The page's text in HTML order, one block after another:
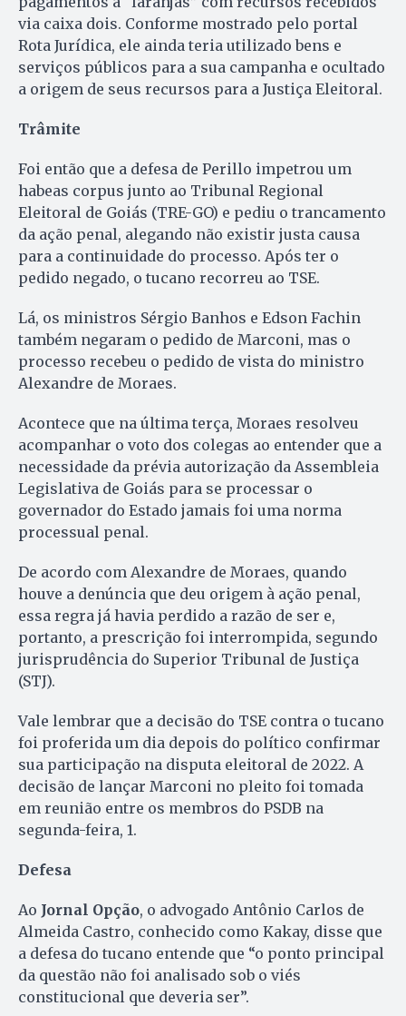
via caixa dois. Conforme mostrado pelo portal
Rota Jurídica, ele ainda teria utilizado bens e
serviços públicos para a sua campanha e ocultado
a origem de seus recursos para a Justiça Eleitoral.
Trâmite
Foi então que a defesa de Perillo impetrou um
habeas corpus junto ao Tribunal Regional
Eleitoral de Goiás (TRE-GO) e pediu o trancamento
da ação penal, alegando não existir justa causa
para a continuidade do processo. Após ter o
pedido negado, o tucano recorreu ao TSE.
Lá, os ministros Sérgio Banhos e Edson Fachin
também negaram o pedido de Marconi, mas o
processo recebeu o pedido de vista do ministro
Alexandre de Moraes.
Acontece que na última terça, Moraes resolveu
acompanhar o voto dos colegas ao entender que a
necessidade da prévia autorização da Assembleia
Legislativa de Goiás para se processar o
governador do Estado jamais foi uma norma
processual penal.
De acordo com Alexandre de Moraes, quando
houve a denúncia que deu origem à ação penal,
essa regra já havia perdido a razão de ser e,
portanto, a prescrição foi interrompida, segundo
jurisprudência do Superior Tribunal de Justiça
(STJ).
Vale lembrar que a decisão do TSE contra o tucano
foi proferida um dia depois do político confirmar
sua participação na disputa eleitoral de 2022. A
decisão de lançar Marconi no pleito foi tomada
em reunião entre os membros do PSDB na
segunda-feira, 1.
Defesa
Ao Jornal Opção, o advogado Antônio Carlos de
Almeida Castro, conhecido como Kakay, disse que
a defesa do tucano entende que “o ponto principal
da questão não foi analisado sob o viés
constitucional que deveria ser”.